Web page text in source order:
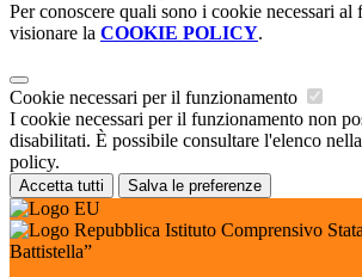
Per conoscere quali sono i cookie necessari al
visionare la COOKIE POLICY.
Cookie necessari per il funzionamento
I cookie necessari per il funzionamento non
disabilitati. È possibile consultare l'elenco
policy.
Accetta tutti Salva le preferenze
Istituto Comprensivo
Battistella”